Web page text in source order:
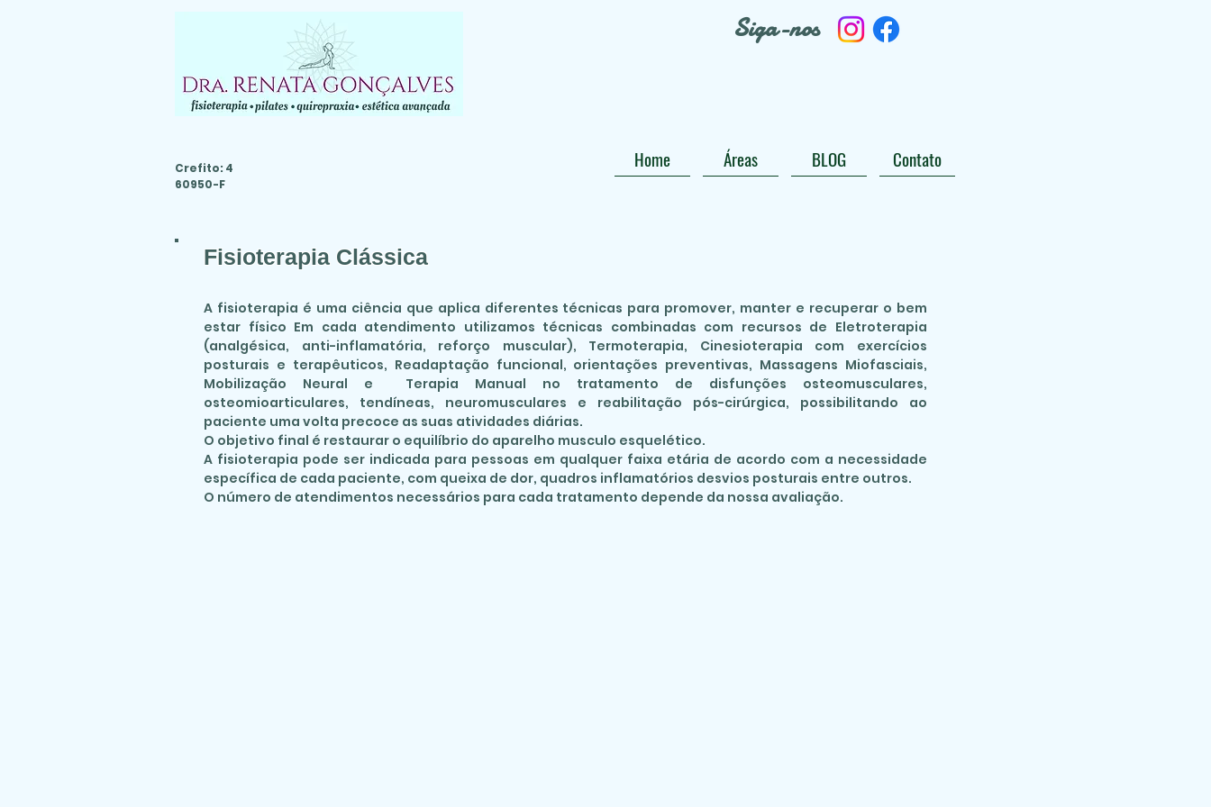
Crefito: 4
60950-F
Siga-nos
Home Áreas BLOG Contato
Fisioterapia Clássica
A fisioterapia é uma ciência que aplica diferentes técnicas para promover, manter e recuperar o bem
estar físico Em cada atendimento utilizamos técnicas combinadas com recursos de Eletroterapia
(analgésica, anti-inflamatória, reforço muscular), Termoterapia, Cinesioterapia com exercícios
posturais e terapêuticos, Readaptação funcional, orientações preventivas, Massagens Miofasciais,
Mobilização Neural e Terapia Manual no tratamento de disfunções osteomusculares,
osteomioarticulares, tendíneas, neuromusculares e reabilitação pós-cirúrgica, possibilitando ao
paciente uma volta precoce as suas atividades diárias.
O objetivo final é restaurar o equilíbrio do aparelho musculo esquelético.
A fisioterapia pode ser indicada para pessoas em qualquer faixa etária de acordo com a necessidade
específica de cada paciente, com queixa de dor, quadros inflamatórios desvios posturais entre outros.
O número de atendimentos necessários para cada tratamento depende da nossa avaliação.